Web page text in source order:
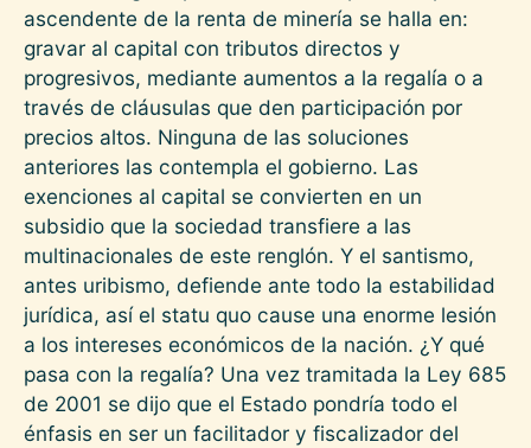
ascendente de la renta de minería se halla en:
gravar al capital con tributos directos y
progresivos, mediante aumentos a la regalía o a
través de cláusulas que den participación por
precios altos. Ninguna de las soluciones
anteriores las contempla el gobierno. Las
exenciones al capital se convierten en un
subsidio que la sociedad transfiere a las
multinacionales de este renglón. Y el santismo,
antes uribismo, defiende ante todo la estabilidad
jurídica, así el statu quo cause una enorme lesión
a los intereses económicos de la nación. ¿Y qué
pasa con la regalía? Una vez tramitada la Ley 685
de 2001 se dijo que el Estado pondría todo el
énfasis en ser un facilitador y fiscalizador del